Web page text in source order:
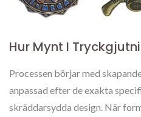
Hur Mynt I
Processen börjar med
anpassad efter de exakta
skräddarsydda design. När